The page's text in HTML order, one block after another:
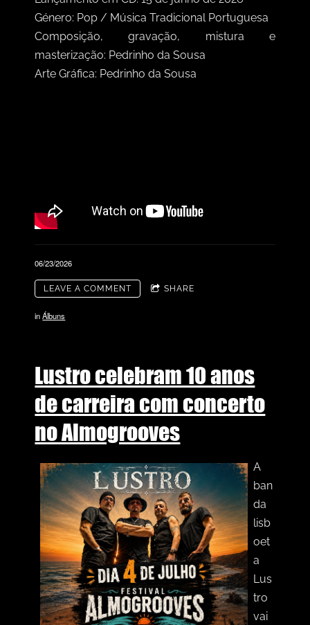
Género: Pop / Música Tradicional Portuguesa
Composição, gravação, mistura e
masterização: Pedrinho da Sousa
Arte Gráfica: Pedrinho da Sousa
06/23/2026
LEAVE A COMMENT SHARE
inÁlbuns
Lustro celebram 10 anos
de carreira com concerto
no Almogrooves
A
ban
da
lisb
oet
a
Lus
tro
vai